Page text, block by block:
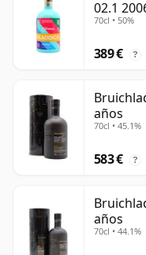
02.1
70cl • 50%
389 € ?
años
70cl • 45.1%
583 € ?
años
70cl • 44.1%